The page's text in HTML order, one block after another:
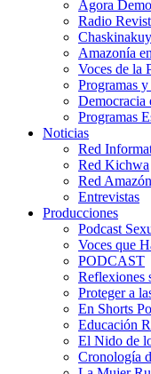
Ágora
Radio
Chaskinakuy
Amazonía
Voces de la
Programas
Democracia
Programas
Noticias
Red
Red Kichwa
Red
Entrevistas
Producciones
Podcast
Voces que
PODCAST
Reflexiones
Proteger a
En Shorts
Educación
El Nido de
Cronología